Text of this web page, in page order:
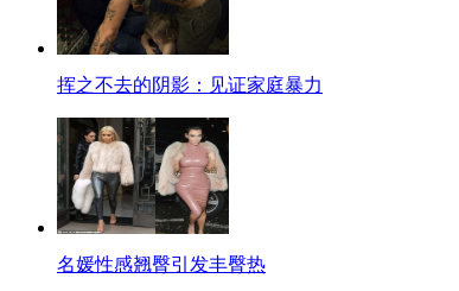
挥之不去的阴影：见证家庭暴力
名媛性感翘臀引发丰臀热